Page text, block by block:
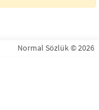
Normal Sözlük © 2026